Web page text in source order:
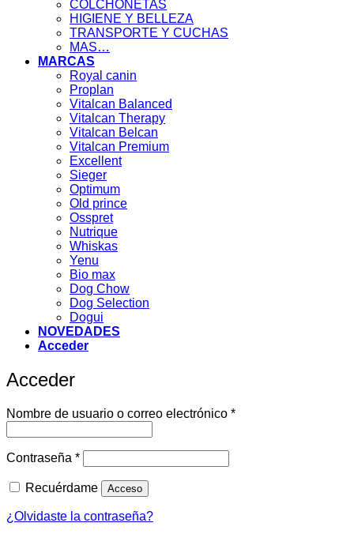
COLCHONETAS
HIGIENE Y BELLEZA
TRANSPORTE Y CUCHAS
MAS…
MARCAS
Royal canin
Proplan
Vitalcan Balanced
Vitalcan Therapy
Vitalcan Belcan
Vitalcan Premium
Excellent
Sieger
Optimum
Old prince
Osspret
Nutrique
Whiskas
Yenu
Bio max
Dog Chow
Dog Selection
Dogui
NOVEDADES
Acceder
Acceder
Nombre de usuario o correo electrónico *Obligatorio
Contraseña *Obligatorio
Recuérdame Acceso
¿Olvidaste la contraseña?